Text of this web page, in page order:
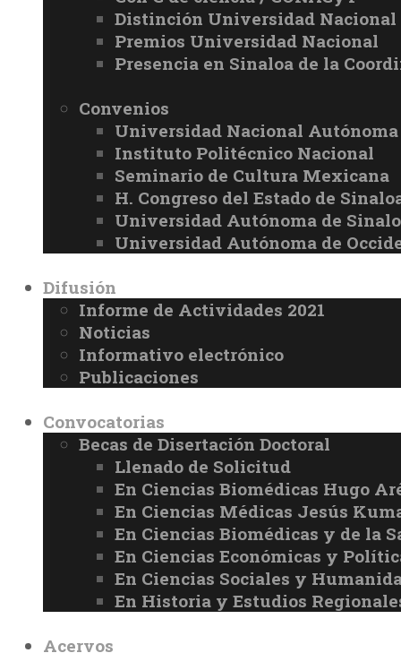
Distinción Universidad Nacional
Premios Universidad Nacional
Presencia en Sinaloa de la
Convenios
Universidad Nacional
Instituto Politécnico Nacional
Seminario de Cultura Mexicana
H. Congreso del Estado de
Universidad Autónoma de
Universidad Autónoma de
Difusión
Informe de Actividades 2021
Noticias
Informativo electrónico
Publicaciones
Convocatorias
Becas de Disertación Doctoral
Llenado de Solicitud
En Ciencias Biomédicas Hugo
En Ciencias Médicas Jesús
En Ciencias Biomédicas y de la
En Ciencias Económicas y
En Ciencias Sociales y
En Historia y Estudios
Acervos